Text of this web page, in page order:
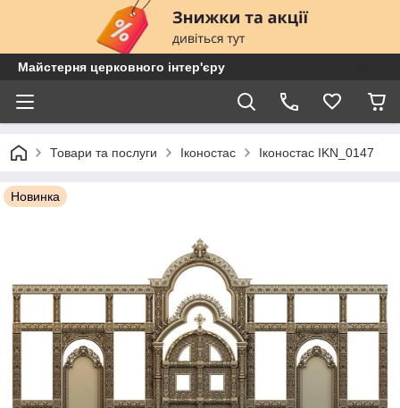
Майстерня церковного інтер'єру
Товари та послуги Іконостас Іконостас IKN_0147
Новинка